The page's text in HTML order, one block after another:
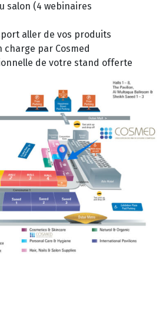
salon (4 webinaires
aller de vos produits
charge par Cosmed
de votre stand offerte